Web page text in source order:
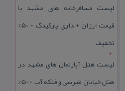
لیست مسافرخانه های مشهد با
قیمت ارزان + داری پارکینگ + 50%
تخفیف
لیست هتل آپارتمان های مشهد در
هتل خیابان طبرسی و فلکه آب + 50%